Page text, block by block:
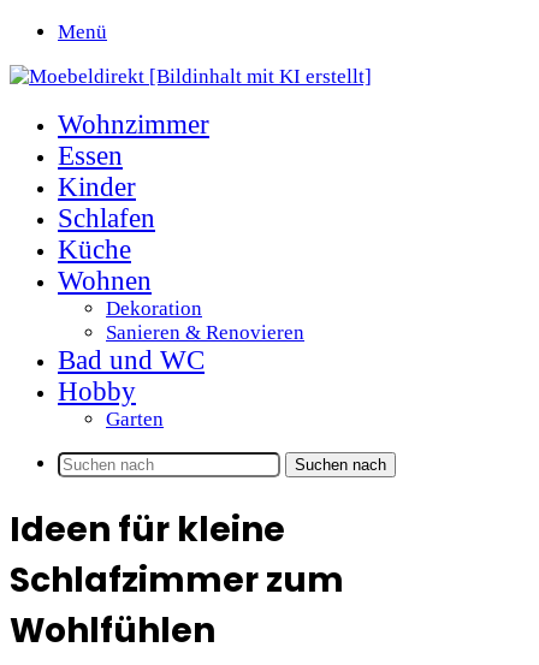
Menü
Wohnzimmer
Essen
Kinder
Schlafen
Küche
Wohnen
Dekoration
Sanieren & Renovieren
Bad und WC
Hobby
Garten
Suchen nach
Ideen für kleine
Schlafzimmer zum
Wohlfühlen